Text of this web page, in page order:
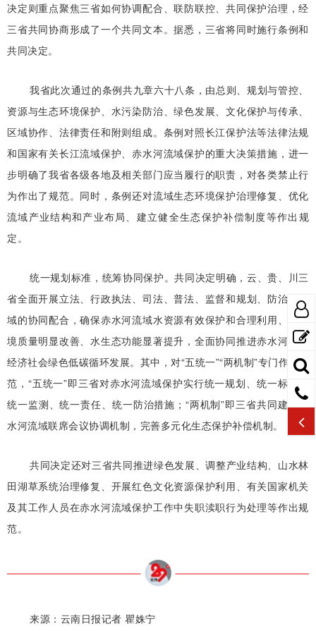
决定则重点聚焦三省如何协调配合、联防联控、共同保护治理，经
三省共同协商形成了一个共同文本。据悉，三省将同时施行条例和
共同决定。
我省此次通过的条例共九章六十八条，由总则、规划与管控、
资源与生态环境保护、水污染防治、绿色发展、文化保护与传承、
区域协作、法律责任和附则组成。条例对照长江保护法等法律法规
和国家有关长江流域保护、赤水河流域保护的重大决策措施，进一
步明确了我省各级各地及相关部门应当履行的职责，对各类禁止行
为作出了规范。同时，条例还对流域生态环境保护治理修复、优化
流域产业结构和产业布局、建立健全生态保护补偿制度等作出规
定。
统一规划标准，统筹协同保护。共同决定明确，云、贵、川三
省全面开展立法、行政执法、司法、普法、监督和规划、防治等领
域的协同配合，确保赤水河流域水资源有效保护和合理利用、水环
境质量明显改善、水生态功能显著提升，全面协同推进赤水河流域
经济社会绿色低碳循环发展。其中，对“五统一”“两机制”专门作出规
范，“五统一”即三省对赤水河流域保护实行统一规划、统一标准、
统一监测、统一责任、统一防治措施；“两机制”即三省共同建立赤
水河流域联席会议协调机制，完善多元化生态保护补偿机制。
共同决定还对三省共同推进绿色发展、调整产业结构、山水林
田湖草系统治理修复、开展红色文化资源保护利用、有关国家机关
及其工作人员在赤水河流域保护工作中失职渎职行为处理等作出规
范。
来源：云南日报记者 瞿姝宁